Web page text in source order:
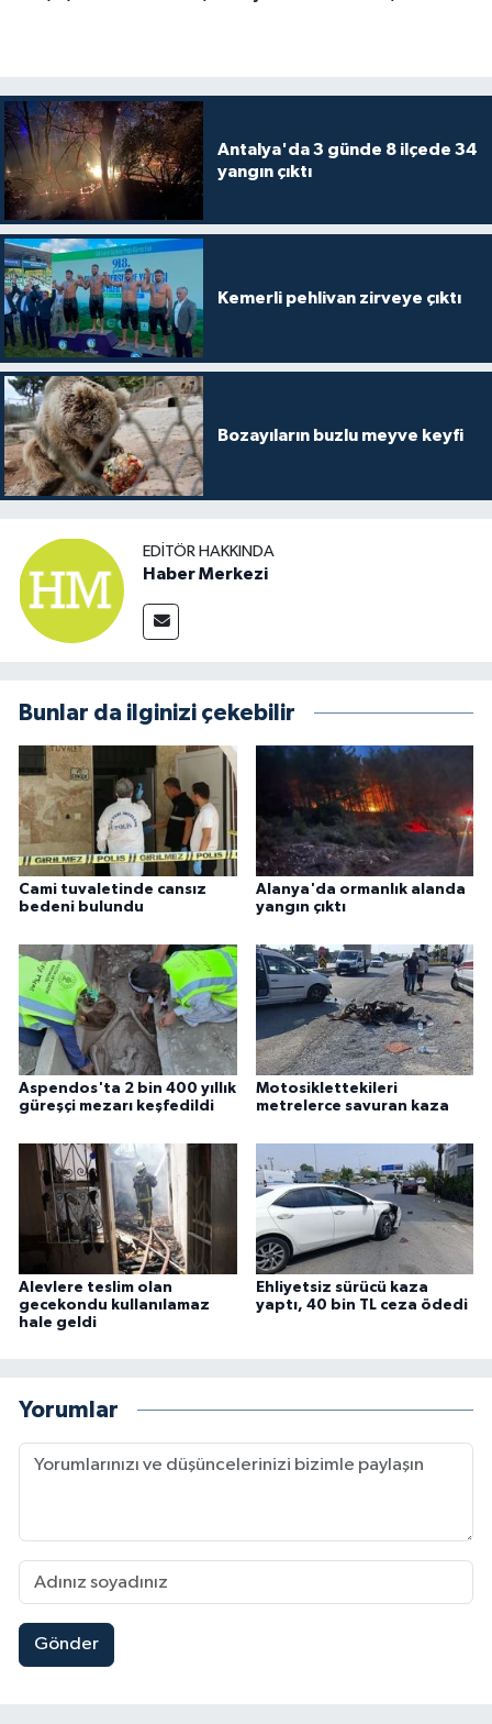
Antalya'da 3 günde 8 ilçede 34
yangın çıktı
Kemerli pehlivan zirveye çıktı
Bozayıların buzlu meyve keyfi
EDITÖR HAKKINDA
Haber Merkezi
Bunlar da ilginizi çekebilir
Cami tuvaletinde cansız
bedeni bulundu
Alanya'da ormanlık alanda
yangın çıktı
Aspendos'ta 2 bin 400 yıllık
güreşçi mezarı keşfedildi
Motosiklettekileri
metrelerce savuran kaza
Alevlere teslim olan
gecekondu kullanılamaz
hale geldi
Ehliyetsiz sürücü kaza
yaptı, 40 bin TL ceza ödedi
Yorumlar
Gönder